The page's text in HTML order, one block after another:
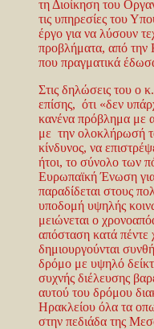
τη Διοίκηση του
τις υπηρεσίες του
έργο για να λύσουν
προβλήματα, από την
που πραγματικά
Στις δηλώσεις του ο
επίσης, ότι «δεν
κανένα πρόβλημα με
με την ολοκλήρωσή
κίνδυνος, να
ήτοι, το σύνολο των
Ευρωπαϊκή Ένωση
παραδίδεται στους
υποδομή υψηλής
μειώνεται ο
απόσταση κατά πέντε
δημιουργούνται
δρόμο με υψηλό
συχνής διέλευσης
αυτού του δρόμου
Ηρακλείου όλα τα
στην πεδιάδα της